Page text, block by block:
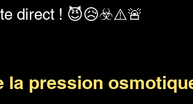
direct ! 😈😥☣️⚠️🚨
la pression